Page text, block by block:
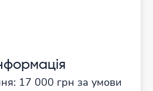
17 000 грн за умови